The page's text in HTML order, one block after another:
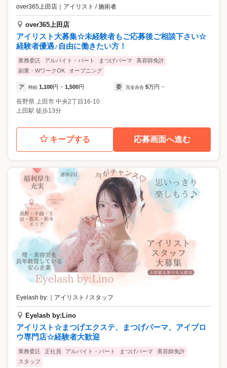
over365上田店 ｜ アイリスト / 施術者
over365上田店
アイリスト大募集☆未経験者もご応募後ご相談下さい☆
経験者優遇♪自由に働きたい方！
業務委託 アルバイト・パート まつげパーマ
美容師免許
副業・WワークOK
オープニング
ア 時給 1,100円 ~ 1,500円 委 完全歩合 5万円 ~
長野県 上田市 中央2丁目16-10
上田駅 徒歩13分
キープする 応募画面へ進む
Eyelash by: アイリスト / スタッフ
Eyelash by:Lino
アイリスト☆まつげエクステ、まつげパーマ、アイブロ
ウ専門店☆経験者大歓迎
業務委託 正社員 アルバイト・パート まつげパーマ
美容師免許
スタッフ